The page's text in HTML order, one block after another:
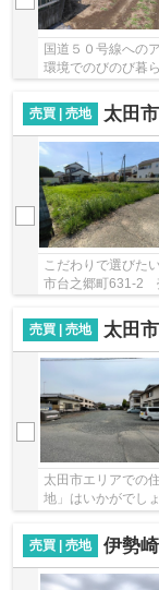
国道５０号線への
環境でのびのび暮
売買 | 売地
太田
こだわりで選びた
市台之郷町631-2
売買 | 売地
太田
太田市エリアでの
地」はいかがでし
売買 | 売地
伊勢